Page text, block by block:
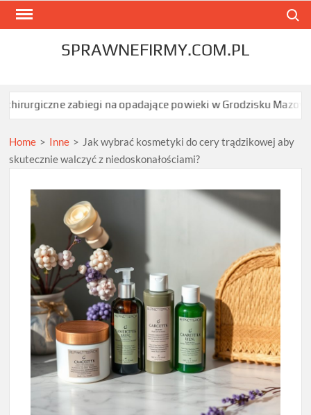
Skip
SPRAWNEFIRMY.COM.PL
na opadające powieki w Grodzisku Mazowieckim dają
Home > Inne > Jak wybrać kosmetyki do cery trądzikowej aby
skutecznie walczyć z niedoskonałościami?